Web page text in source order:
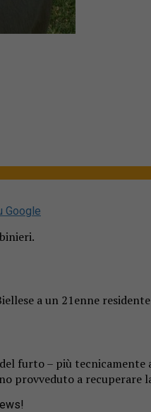
Google
a un 21enne
furto – più
provveduto a